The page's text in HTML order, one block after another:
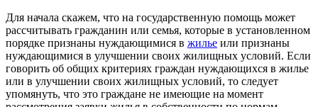
Для начала скажем, что на государственную помощь может
рассчитывать гражданин или семья, которые в установленном
порядке признаны нуждающимися в жилье или признаны
нуждающимися в улучшении своих жилищных условий. Если
говорить об общих критериях граждан нуждающихся в жилье
или в улучшении своих жилищных условий, то следует
упомянуть, что это граждане не имеющие на момент